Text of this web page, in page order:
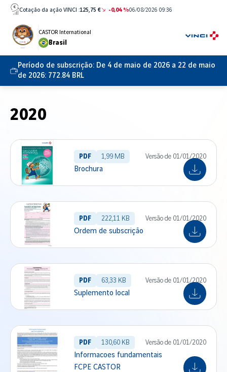
para
conteúdo
CASTOR International
Brasil
Período de subscrição:De 4 de maio de 2026 a 22 de maio
de 2026: 772.84 BRL
Cotação da ação VINCI :125,75 € -0,04 %06/08/2026 09:36
2020
PDF 1,99 MB Versão de 01/01/2020
Brochura
PDF 222,11 KB Versão de 01/01/2020
Ordem de subscrição
PDF 63,33 KB Versão de 01/01/2020
Suplemento local
PDF 130,60 KB Versão de 01/01/2020
Informacoes fundamentais
FCPE CASTOR